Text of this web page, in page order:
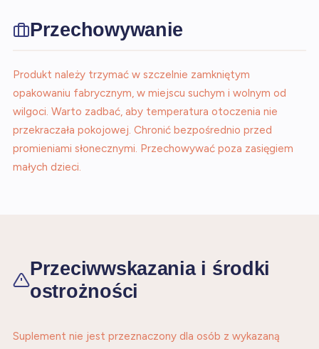
Przechowywanie
Produkt należy trzymać w szczelnie zamkniętym
opakowaniu fabrycznym, w miejscu suchym i wolnym od
wilgoci. Warto zadbać, aby temperatura otoczenia nie
przekraczała pokojowej. Chronić bezpośrednio przed
promieniami słonecznymi. Przechowywać poza zasięgiem
małych dzieci.
Przeciwwskazania i środki
ostrożności
Suplement nie jest przeznaczony dla osób z wykazaną